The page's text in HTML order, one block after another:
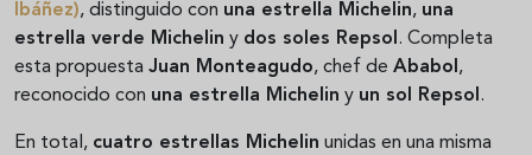
Ibáñez), distinguido con una estrella Michelin, una
estrella verde Michelin y dos soles Repsol. Completa
esta propuesta Juan Monteagudo, chef de Ababol,
reconocido con una estrella Michelin y un sol Repsol.
En total, cuatro estrellas Michelin unidas en una misma